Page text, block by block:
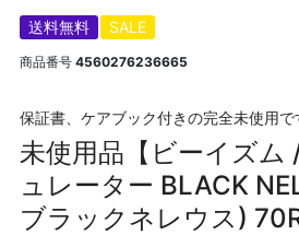
送料無料 SALE
商品番号 4560276236665
保証書、ケアブック付きの完全未使用で
未使用品【ビーイズム
ュレーター BLACK
ブラックネレウス)